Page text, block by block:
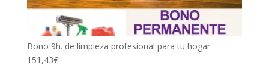
Bono 9h. de limpieza profesional para tu hogar
151,43€